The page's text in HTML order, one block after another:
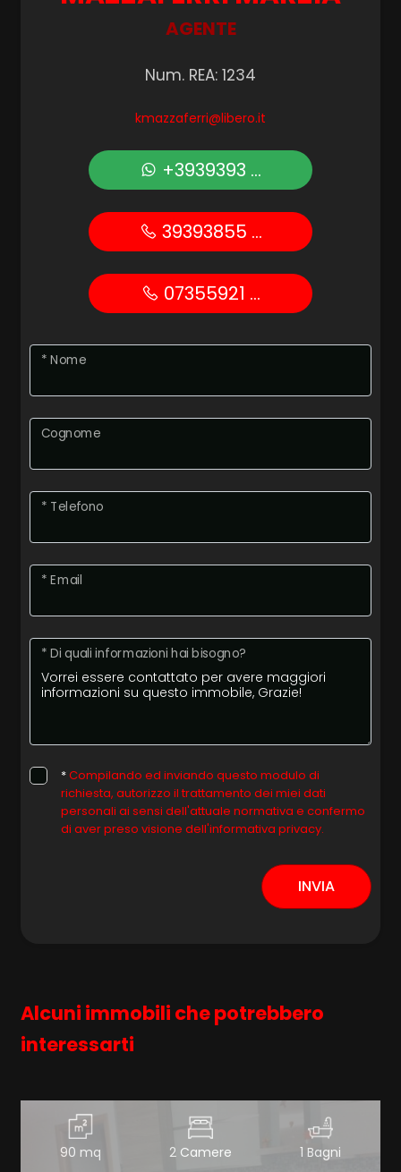
AGENTE
Num. REA: 1234
kmazzaferri@libero.it
+3939393 ...
39393855 ...
07355921 ...
* Nome
Cognome
* Telefono
* Email
* Di quali informazioni hai bisogno?
*Compilando ed inviando questo modulo di
richiesta, autorizzo il trattamento dei miei dati
personali ai sensi dell'attuale normativa e confermo
di aver preso visione dell'informativa privacy.
INVIA
Alcuni immobili che potrebbero
interessarti
90 mq 2 Camere 1 Bagni